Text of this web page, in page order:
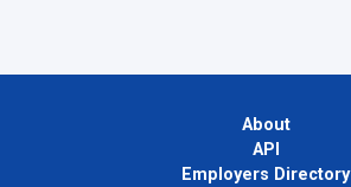
About
API
Employers Directory